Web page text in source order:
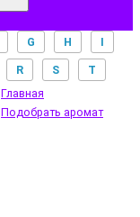
G H I
R S T
Главная
Подобрать аромат